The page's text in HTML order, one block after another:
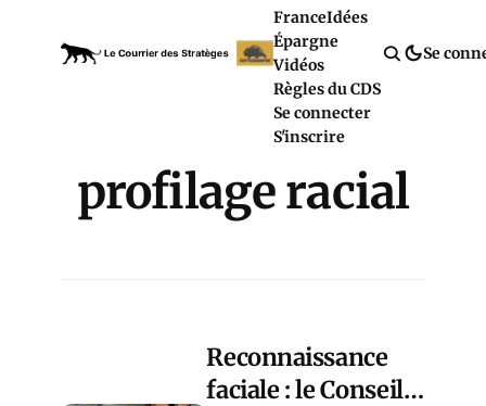
FranceIdées
Épargne
Vidéos
Règles du CDS
Se connecter
S'inscrire
Se
profilage racial
Reconnaissance
faciale : le Conseil